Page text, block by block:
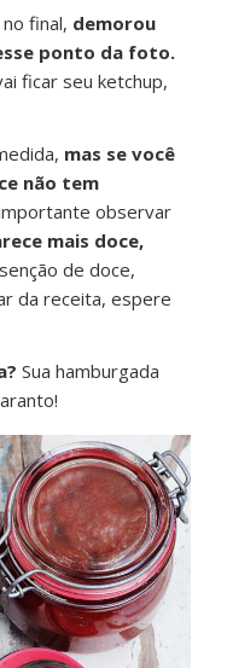
final, demorou
ponto da foto.
ficar seu ketchup,
mas se você
não tem
observar
mais doce,
de doce,
da receita, espere
Sua hamburgada